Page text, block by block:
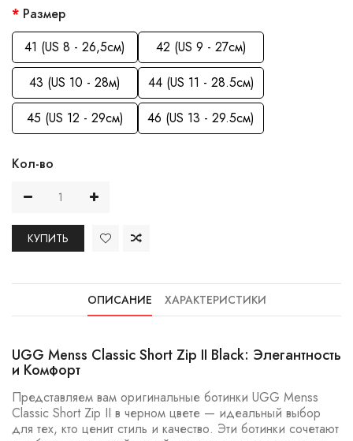
Размер
41 (US 8 - 26,5см)
42 (US 9 - 27см)
43 (US 10 - 28м)
44 (US 11 - 28.5см)
45 (US 12 - 29см)
46 (US 13 - 29.5см)
Кол-во
КУПИТЬ
ОПИСАНИЕ ХАРАКТЕРИСТИКИ
UGG Menss Classic Short Zip II Black: Элегантность
и Комфорт
Представляем вам оригинальные ботинки UGG Menss
Classic Short Zip II в черном цвете — идеальный выбор
для тех, кто ценит стиль и качество. Эти ботинки сочетают